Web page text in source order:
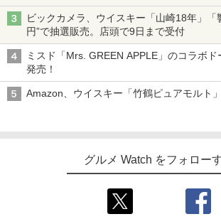
ビックカメラ、ウイスキー「山崎18年」「
円”で抽選販売。店頭で9日まで受付
ミスド「Mrs. GREEN APPLE」のコラボド
発売！
Amazon、ウイスキー「竹鶴ピュアモルト
グルメ Watch をフォロー